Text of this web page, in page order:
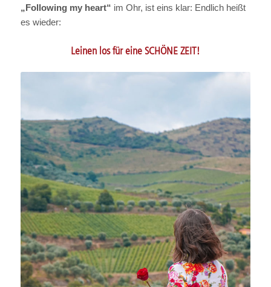
„Following my heart“ im Ohr, ist eins klar: Endlich heißt
es wieder:
Leinen los für eine SCHÖNE ZEIT!